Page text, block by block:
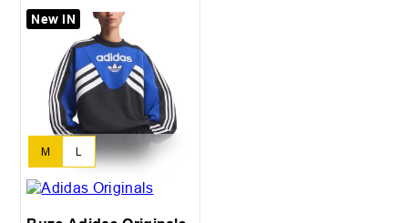
New IN
M L